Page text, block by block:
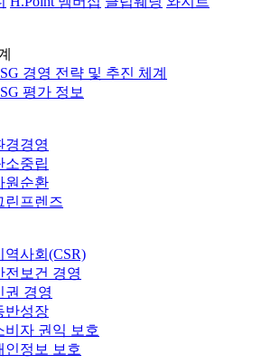
경영 전략 및 추진 체계
평가 정보
경경영
소중립
원순환
린프렌즈
역사회(CSR)
전보건 경영
권 경영
반성장
비자 권익 보호
인정보 보호